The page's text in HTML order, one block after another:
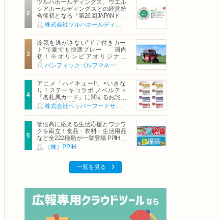
ツルハホールディングス、ウエル
シアホールディングスとの経営統
合後初となる「第26回JAPANドラ
ッグストアショー」に出展
冷気を逃がさない“ドア付きカー
ト”で夏でも快適プレー 国内
初！※オリンピアオリジナル
「AirCon Cart（エアコンカー
ト）」導入 | ＰＧＭ
アニメ「ハイキュー!!」×いきな
り！ステーキコラボ ノベルティ
「名札風カード」に関するお詫び
および交換対応についてのご案内
物価高に応える生活応援とワクワ
クを両立！食品・衣料・生活用品
など全222種類が一挙登場 PPIHグ
ループ「夏福袋」＆セール 8月6日
(木)より順次スタート
（株）PPIH
一覧を見る